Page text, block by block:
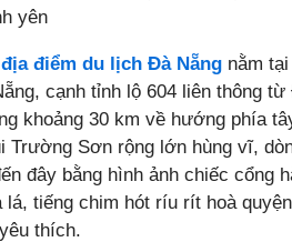
yên
địa điểm du lịch Đà Nẵng nằm
cạnh tỉnh lộ 604 liên thông
khoảng 30 km về hướng phía
Trường Sơn rộng lớn hùng vĩ,
đây bằng hình ảnh chiếc cổng
tiếng chim hót ríu rít hoà
thích.